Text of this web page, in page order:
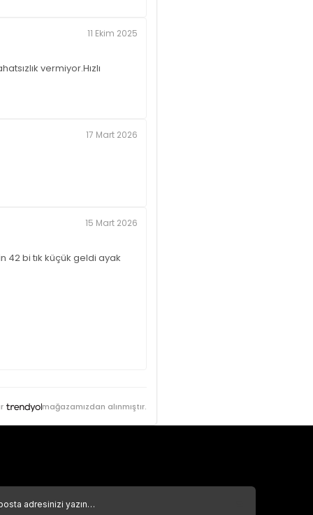
11 Ekim 2025
vermiyor.Hızlı
17 Mart 2026
15 Mart 2026
42 bi tık küçük geldi ayak
mağazamızdan alınmıştır.